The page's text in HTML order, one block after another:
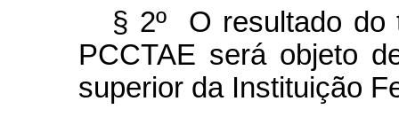
§ 2º O resultado do
PCCTAE será objeto
superior da Instituição